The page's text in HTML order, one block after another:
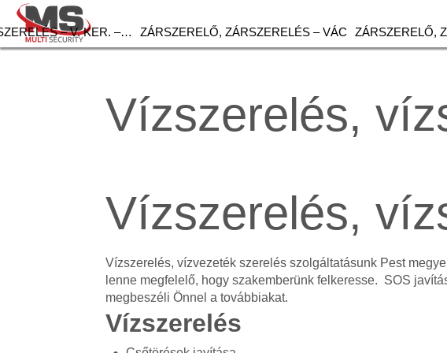
– V. KER. –… ZÁRSZERELŐ, ZÁRSZERELÉS – VÁC ZÁRSZERELŐ,
Vízszerelés,
Vízszerelés,
Vízszerelés, vízvezeték szerelés szolgáltatásunk Pest
lenne megfelelő, hogy szakemberünk felkeresse. SOS
megbeszéli Önnel a továbbiakat.
Vízszerelés